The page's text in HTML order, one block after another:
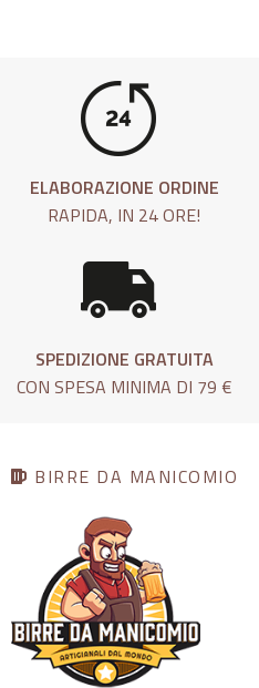
ELABORAZIONE ORDINE
RAPIDA, IN 24 ORE!
SPEDIZIONE GRATUITA
CON SPESA MINIMA DI 79 €
BIRRE DA MANICOMIO